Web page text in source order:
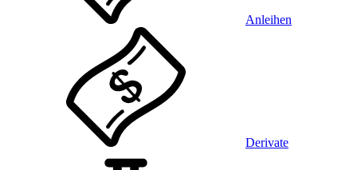
Anleihen
Derivate